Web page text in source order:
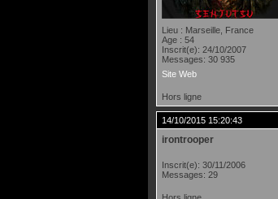
Lieu : Marseille, France
Age : 54
Inscrit(e): 24/10/2007
Messages: 30 935
Site Web
Hors ligne
14/10/2015 15:20:43
irontrooper
Inscrit(e): 30/11/2006
Messages: 29